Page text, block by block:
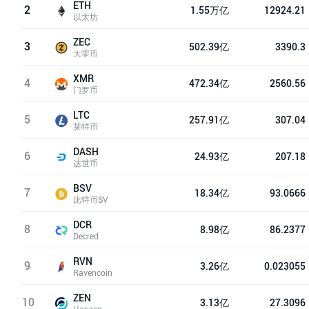
2 ETH
以太坊 1.55万亿 12924.21
3 ZEC
大零币 502.39亿 3390.3
4 XMR
门罗币 472.34亿 2560.56
5 LTC
莱特币 257.91亿 307.04
6 DASH
达世币 24.93亿 207.18
7 BSV
比特币SV 18.34亿 93.0666
8 DCR
Decred 8.98亿 86.2377
9 RVN
Ravencoin 3.26亿 0.023055
10 ZEN 3.13亿 27.3096